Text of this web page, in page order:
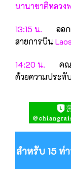
นานาชาติหลวง
13:15 น. ออกเ
สายการบิน
14:20 น. คณะ
ด้วยความประทั
สำหรับ 15 ท่